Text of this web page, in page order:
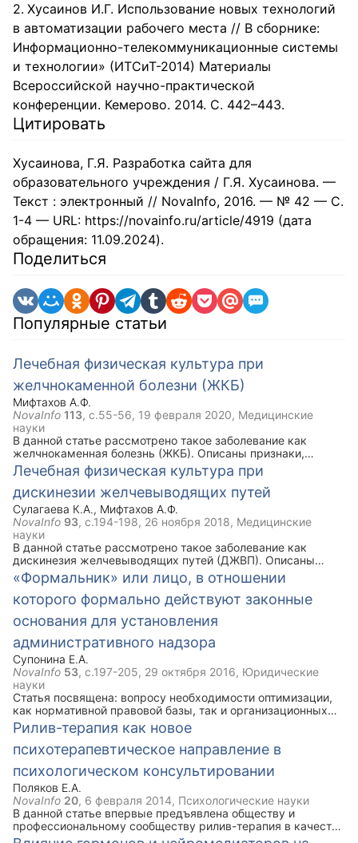
Хусаинов И.Г. Использование новых технологий
в автоматизации рабочего места // В сборнике:
Информационно-телекоммуникационные системы
и технологии» (ИТСиТ-2014) Материалы
Всероссийской научно-практической
конференции. Кемерово. 2014. С. 442–443.
Цитировать
Хусаинова, Г.Я. Разработка сайта для
образовательного учреждения / Г.Я. Хусаинова. —
Текст : электронный // NovaInfo, 2016. — № 42 — С.
1-4 — URL: https://novainfo.ru/article/4919 (дата
обращения: 11.09.2024).
Поделиться
Популярные статьи
Лечебная физическая культура при
желчнокаменной болезни (ЖКБ)
Мифтахов А.Ф.
NovaInfo 113, с.55-56, 19 февраля 2020, Медицинские
науки
В данной статье рассмотрено такое заболевание как
желчнокаменная болезнь (ЖКБ). Описаны признаки,
симптомы, задачи ЛФК при данной болезни. Ключевым
моментом статьи является комплекс упражнений лечебной
физической культуры при ЖКБ, который рекомендован
наряду с медикаментозным лечением.
Лечебная физическая культура при
дискинезии желчевыводящих путей
Сулагаева К.А., Мифтахов А.Ф.
NovaInfo 93, с.194-198, 26 ноября 2018, Медицинские
науки
В данной статье рассмотрено такое заболевание как
дискинезия желчевыводящих путей (ДЖВП). Описаны
виды, признаки и симптомы данной болезни. Ключевым
моментом статьи является комплекс упражнений лечебной
физической культуры при ДЖВП, который рекомендован
наряду с медикаментозным лечением.
«Формальник» или лицо, в отношении
которого формально действуют законные
основания для установления
административного надзора
Супонина Е.А.
NovaInfo 53, с.197-205, 29 октября 2016, Юридические
науки
Статья посвящена: вопросу необходимости оптимизации,
как нормативной правовой базы, так и организационных
основ деятельности участковых уполномоченных полиции
(далее – УУП) по осуществлению административного
надзора за лицами, в отношении которых формально
действуют законные основания для установления за ними
административного надзора; проблемам, с которыми в
настоящее время сталкиваются УУП при осуществлении
административного надзора.
Рилив-терапия как новое
психотерапевтическое направление в
психологическом консультировании
Поляков Е.А.
NovaInfo 20, 6 февраля 2014, Психологические науки
В данной статье впервые предъявлена обществу и
профессиональному сообществу рилив-терапия в качестве
нового комплексного подхода, направления и метода